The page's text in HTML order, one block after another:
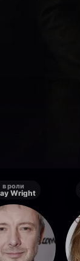
в роли
Wright